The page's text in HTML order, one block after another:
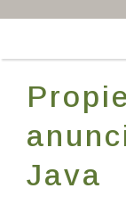
ES
Java